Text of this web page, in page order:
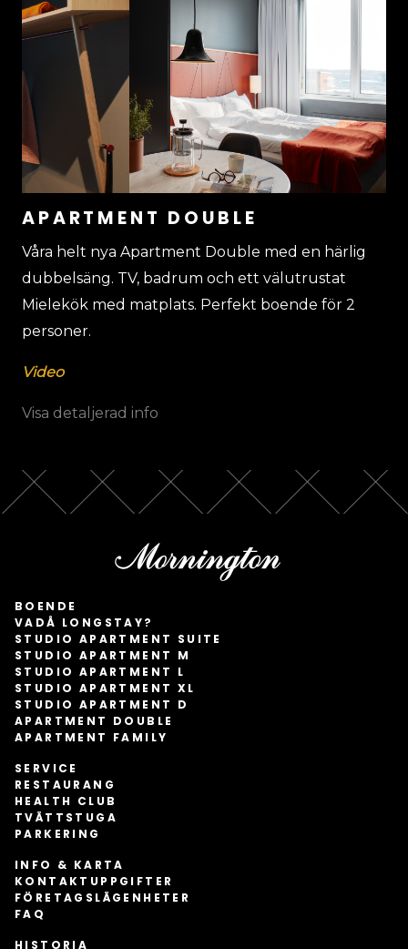
APARTMENT DOUBLE
Våra helt nya Apartment Double med en härlig
dubbelsäng. TV, badrum och ett välutrustat
Mielekök med matplats. Perfekt boende för 2
personer.
Video
Visa detaljerad info
BOENDE
VADÅ LONGSTAY?
STUDIO APARTMENT SUITE
STUDIO APARTMENT M
STUDIO APARTMENT L
STUDIO APARTMENT XL
STUDIO APARTMENT D
APARTMENT DOUBLE
APARTMENT FAMILY
SERVICE
RESTAURANG
HEALTH CLUB
TVÄTTSTUGA
PARKERING
INFO & KARTA
KONTAKTUPPGIFTER
FÖRETAGSLÄGENHETER
FAQ
HISTORIA